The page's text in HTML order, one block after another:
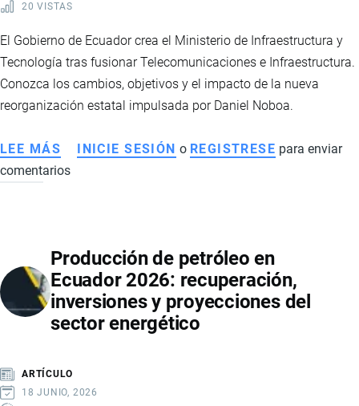
TRANSFORMAN
20 VISTAS
El Gobierno de Ecuador crea el Ministerio de Infraestructura y
Tecnología tras fusionar Telecomunicaciones e Infraestructura.
Conozca los cambios, objetivos y el impacto de la nueva
reorganización estatal impulsada por Daniel Noboa.
LEE MÁS SOBRE
ECUADOR
DE
INFRAESTRUCTURA
Y
TECNOLOGÍA:
LA
INICIE SESIÓN o REGISTRESE para enviar
comentarios
Producción de petróleo en
Ecuador 2026: recuperación,
inversiones y proyecciones del
sector energético
ARTÍCULO
18 JUNIO, 2026